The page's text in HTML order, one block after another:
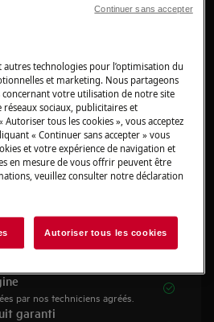
fois
la tranquillité dont vous avez
à 149€
garantie avec
tout incident ou
par nos techniciens agréés.
garanti
autres technologies pour l’optimisation du
et marketing. Nous partageons
votre utilisation de notre site
réseaux sociaux, publicitaires et
tous les cookies », vous acceptez
« Continuer sans accepter » vous
et votre expérience de navigation et
en mesure de vous offrir peuvent être
veuillez consulter notre déclaration
Autoriser tous les cookies
Continuer sans accepter